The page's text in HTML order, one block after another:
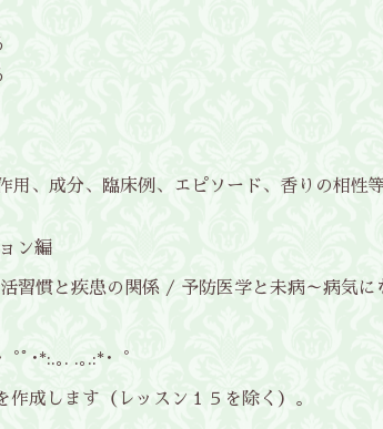
、成分、臨床例、エピソード、香りの相性
ン編
習慣と疾患の関係 / 予防医学と未病～病気に
ﾟ･*:.｡. .｡.:*･゜
成します（レッスン１５を除く）。